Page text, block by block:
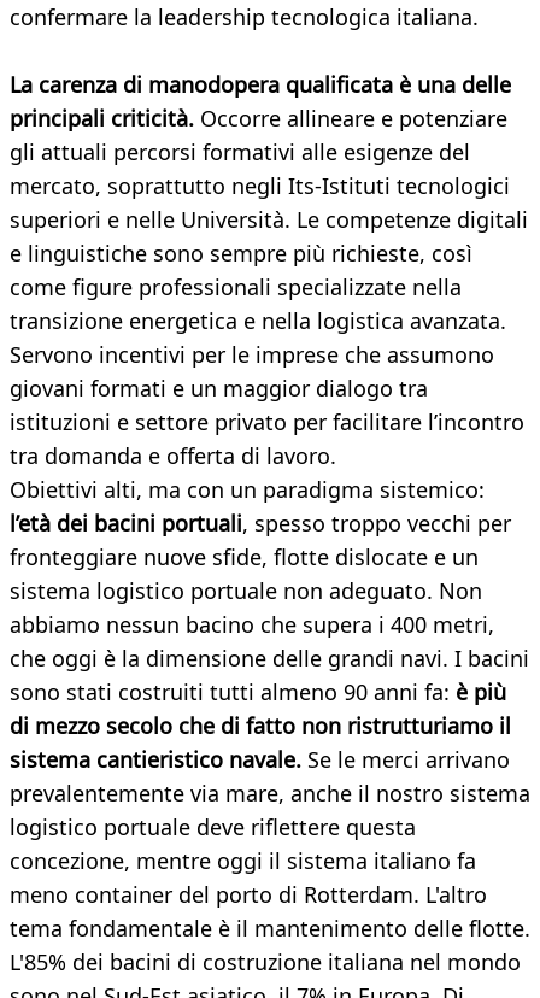
confermare la leadership tecnologica italiana.
La carenza di manodopera qualificata è una delle
principali criticità. Occorre allineare e potenziare
gli attuali percorsi formativi alle esigenze del
mercato, soprattutto negli Its-Istituti tecnologici
superiori e nelle Università. Le competenze digitali
e linguistiche sono sempre più richieste, così
come figure professionali specializzate nella
transizione energetica e nella logistica avanzata.
Servono incentivi per le imprese che assumono
giovani formati e un maggior dialogo tra
istituzioni e settore privato per facilitare l’incontro
tra domanda e offerta di lavoro.
Obiettivi alti, ma con un paradigma sistemico:
l’età dei bacini portuali, spesso troppo vecchi per
fronteggiare nuove sfide, flotte dislocate e un
sistema logistico portuale non adeguato. Non
abbiamo nessun bacino che supera i 400 metri,
che oggi è la dimensione delle grandi navi. I bacini
sono stati costruiti tutti almeno 90 anni fa: è più
di mezzo secolo che di fatto non ristrutturiamo il
sistema cantieristico navale. Se le merci arrivano
prevalentemente via mare, anche il nostro sistema
logistico portuale deve riflettere questa
concezione, mentre oggi il sistema italiano fa
meno container del porto di Rotterdam. L'altro
tema fondamentale è il mantenimento delle flotte.
L'85% dei bacini di costruzione italiana nel mondo